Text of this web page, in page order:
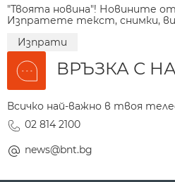
"Твоята новина"! Новините
Изпратете текст, снимки,
Изпрати
ВРЪЗКА С
Всичко най-важно в твоя
02 814 2100
news@bnt.bg